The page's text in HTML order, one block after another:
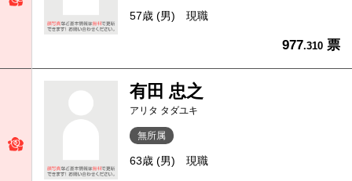
57歳 (男) 現職
977.310 票
有田 忠之
アリタ タダユキ
無所属
63歳 (男) 現職